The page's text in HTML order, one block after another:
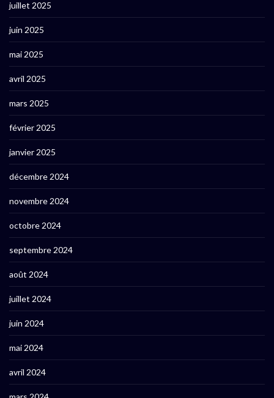
juillet 2025
juin 2025
mai 2025
avril 2025
mars 2025
février 2025
janvier 2025
décembre 2024
novembre 2024
octobre 2024
septembre 2024
août 2024
juillet 2024
juin 2024
mai 2024
avril 2024